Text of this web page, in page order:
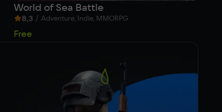
World of Sea Battle
8,3 / Adventure, Indie, MMORPG
Free